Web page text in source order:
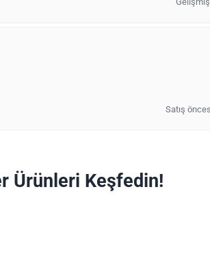
Satış
Ürünleri Keşfedin!